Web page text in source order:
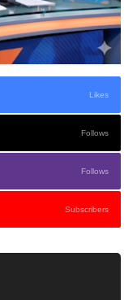
Likes
Follows
Follows
Subscribers